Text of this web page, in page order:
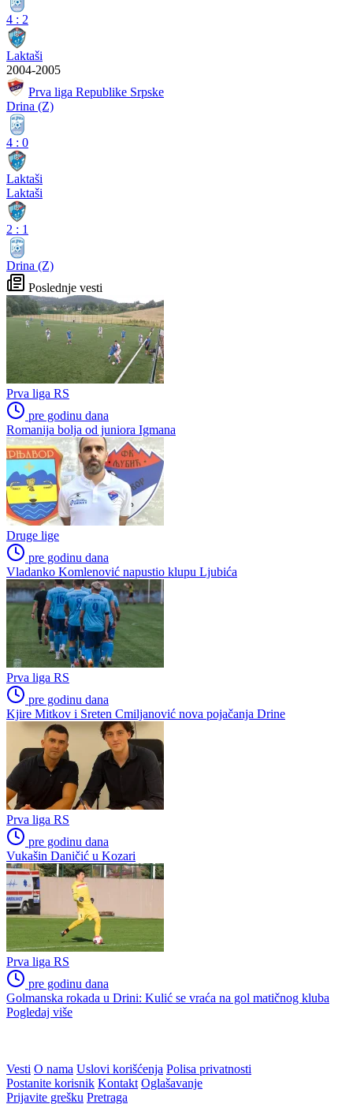
4 : 2
Laktaši
2004-2005
Prva liga Republike Srpske
Drina (Z)
4 : 0
Laktaši
Laktaši
2 : 1
Drina (Z)
Poslednje vesti
Prva liga RS
pre godinu dana
Romanija bolja od juniora Igmana
Druge lige
pre godinu dana
Vladanko Komlenović napustio klupu Ljubića
Prva liga RS
pre godinu dana
Kjire Mitkov i Sreten Cmiljanović nova pojačanja Drine
Prva liga RS
pre godinu dana
Vukašin Daničić u Kozari
Prva liga RS
pre godinu dana
Golmanska rokada u Drini: Kulić se vraća na gol matičnog kluba
Pogledaj više
Od zvijezde do ulice:
Potresna ispovijest jedne od
Utakmica Barcelone